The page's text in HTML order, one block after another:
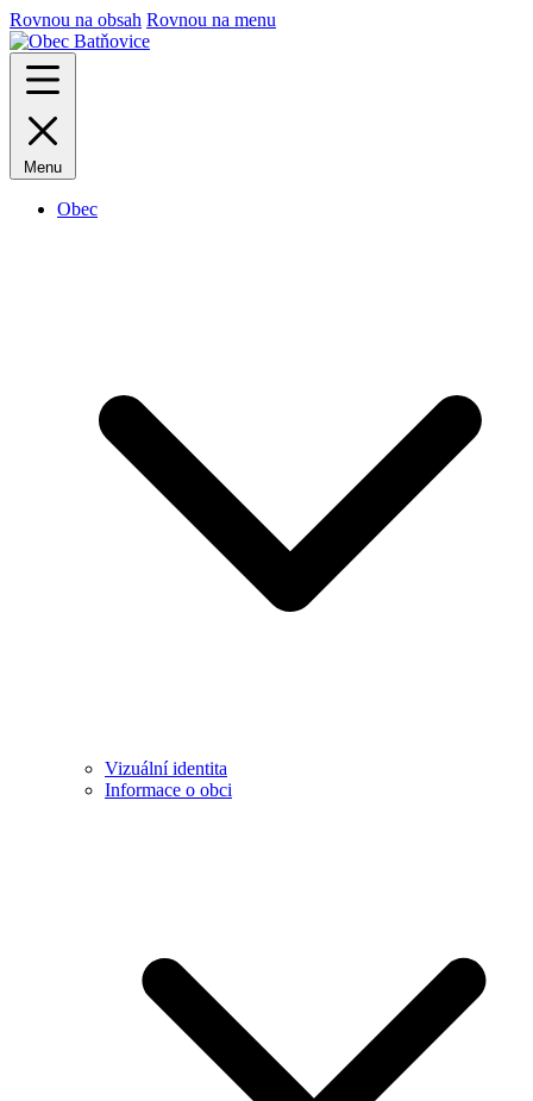
Rovnou na obsah Rovnou na menu
Menu
Obec
Vizuální identita
Informace o obci